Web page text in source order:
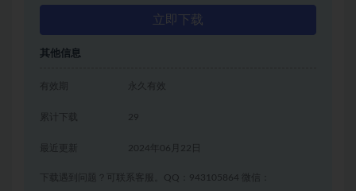
立即下载
其他信息
有效期 永久有效
累计下载 29
2024年06月22日
下载遇到问题？可联系客服。QQ：943105864 微信：